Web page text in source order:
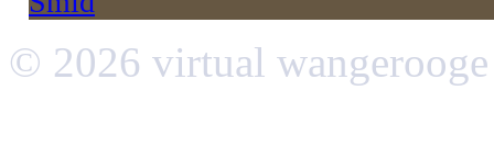
© 2026 virtual wangerooge